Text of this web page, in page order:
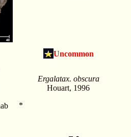
Uncommon
Ergalatax. obscura
Houart, 1996
*